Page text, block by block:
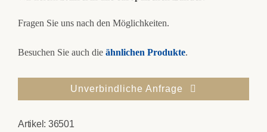
Fragen Sie uns nach den Möglichkeiten.
Besuchen Sie auch die ähnlichen Produkte.
Unverbindliche Anfrage
Artikel: 36501